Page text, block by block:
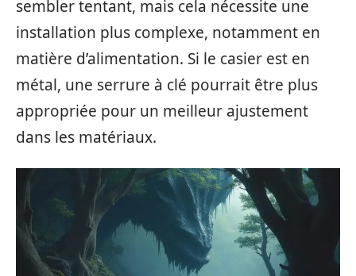
sembler tentant, mais cela nécessite une
installation plus complexe, notamment en
matière d’alimentation. Si le casier est en
métal, une serrure à clé pourrait être plus
appropriée pour un meilleur ajustement
dans les matériaux.